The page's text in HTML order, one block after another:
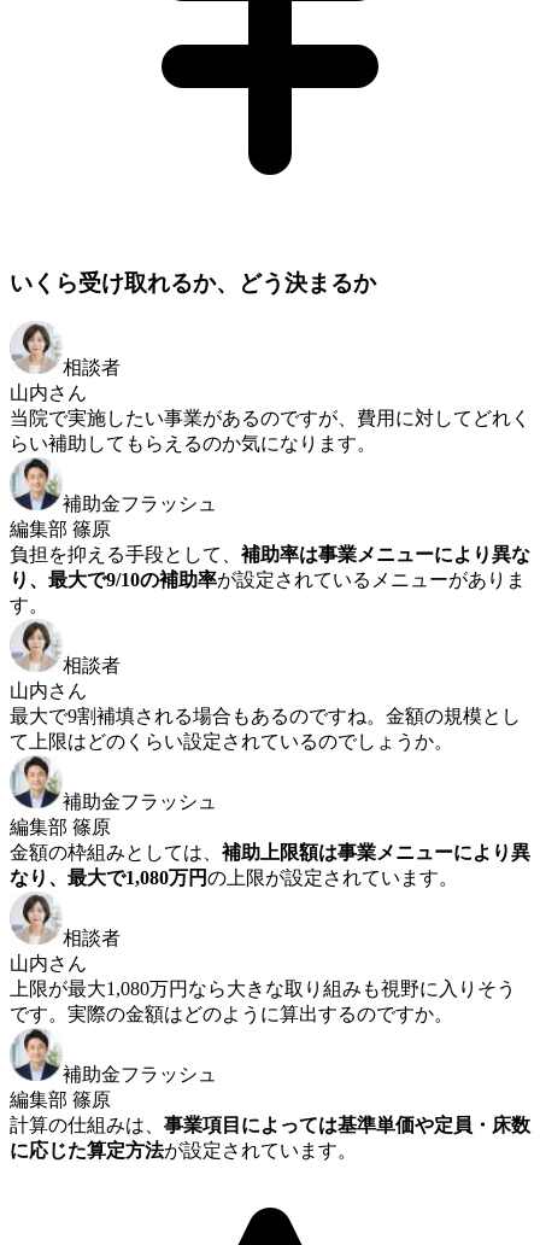
いくら受け取れるか、どう決まるか
相談者
山内さん
当院で実施したい事業があるのですが、費用に対してどれく
らい補助してもらえるのか気になります。
補助金フラッシュ
編集部 篠原
負担を抑える手段として、 補助率は事業メニューにより異な
り、最大で9/10の補助率が設定されているメニューがありま
す。
相談者
山内さん
最大で9割補填される場合もあるのですね。金額の規模とし
て上限はどのくらい設定されているのでしょうか。
補助金フラッシュ
編集部 篠原
金額の枠組みとしては、 補助上限額は事業メニューにより異
なり、最大で1,080万円の上限が設定されています。
相談者
山内さん
上限が最大1,080万円なら大きな取り組みも視野に入りそう
です。実際の金額はどのように算出するのですか。
補助金フラッシュ
編集部 篠原
計算の仕組みは、 事業項目によっては基準単価や定員・床数
に応じた算定方法が設定されています。